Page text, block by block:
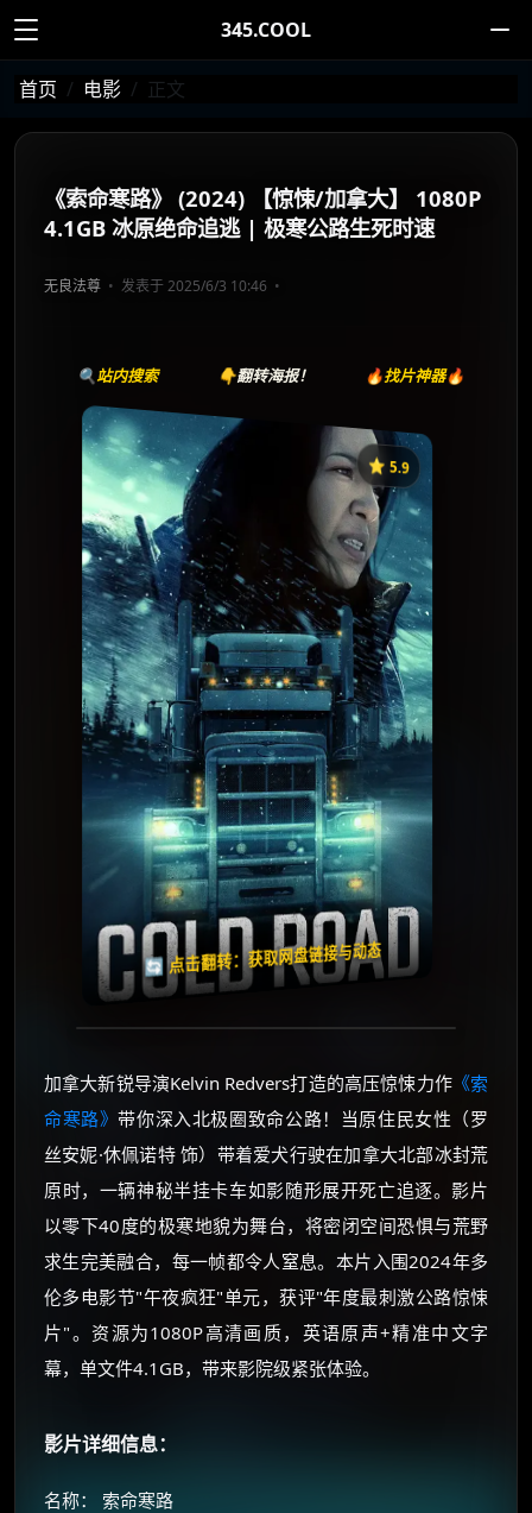
345.COOL
首页 电影 正文
《索命寒路》 (2024) 【惊悚/加拿大】 1080P
4.1GB 冰原绝命追逃 | 极寒公路生死时速
无良法尊 发表于 2025/6/3 10:46
🔍站内搜索 👇翻转海报！ 🔥找片神器🔥
⭐️ 5.9
🔄 点击翻转：获取网盘链接与动态
《索命寒路》
⭐
收藏
⭐️ 评分：5.9 | 🎬 2024年
夸克网盘
失效请反馈
🧧️
天天领红包
加拿大新锐导演Kelvin Redvers打造的高压惊悚力作《索
命寒路》带你深入北极圈致命公路！当原住民女性（罗
丝安妮·休佩诺特 饰）带着爱犬行驶在加拿大北部冰封荒
原时，一辆神秘半挂卡车如影随形展开死亡追逐。影片
以零下40度的极寒地貌为舞台，将密闭空间恐惧与荒野
求生完美融合，每一帧都令人窒息。本片入围2024年多
伦多电影节"午夜疯狂"单元，获评"年度最刺激公路惊悚
片"。资源为1080P高清画质，英语原声+精准中文字
幕，单文件4.1GB，带来影院级紧张体验。
影片详细信息：
名称： 索命寒路